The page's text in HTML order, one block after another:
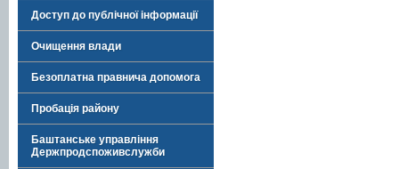
Доступ до публічної інформації
Очищення влади
Безоплатна правнича допомога
Пробація району
Баштанське управління
Держпродспоживслужби